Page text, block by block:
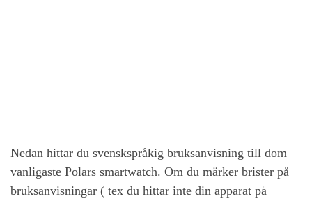
Nedan hittar du svenskspråkig bruksanvisning till dom
vanligaste Polars smartwatch. Om du märker brister på
bruksanvisningar ( tex du hittar inte din apparat på